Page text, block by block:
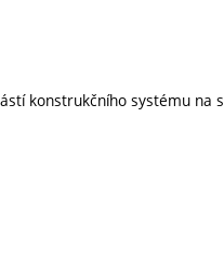
konstrukčního systému na